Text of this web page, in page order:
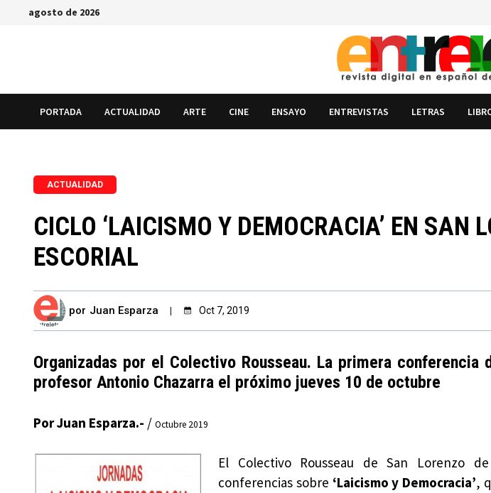
Saltaragosto de 2026
PORTADA ACTUALIDAD ARTE CINE ENSAYO ENTREVISTAS LETRAS
ACTUALIDAD
CICLO ‘LAICISMO Y DEMOCRACIA’ EN SAN
ESCORIAL
por Juan Esparza Oct 7, 2019
Organizadas por el Colectivo Rousseau. La primera
profesor Antonio Chazarra el próximo jueves 10 de octubre
Por Juan Esparza.- / Octubre 2019
El Colectivo Rousseau de San Lorenzo
conferencias sobre ‘Laicismo y Democracia’,